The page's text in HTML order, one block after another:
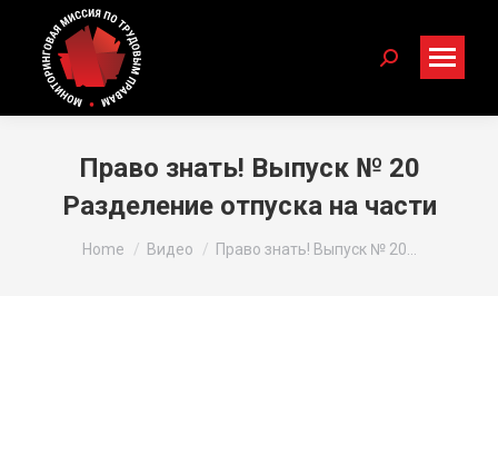
Search:
Право знать! Выпуск № 20
Разделение отпуска на части
You are here:
Home Видео Право знать! Выпуск № 20…